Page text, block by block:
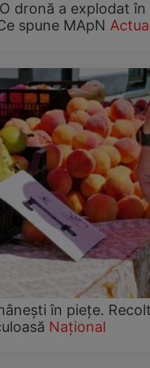
dronă a explodat în
spune MApN
în piețe.
Național